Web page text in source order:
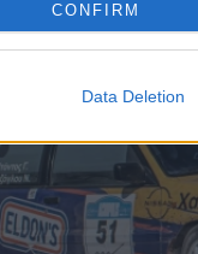
CONFIRM
Data Deletion